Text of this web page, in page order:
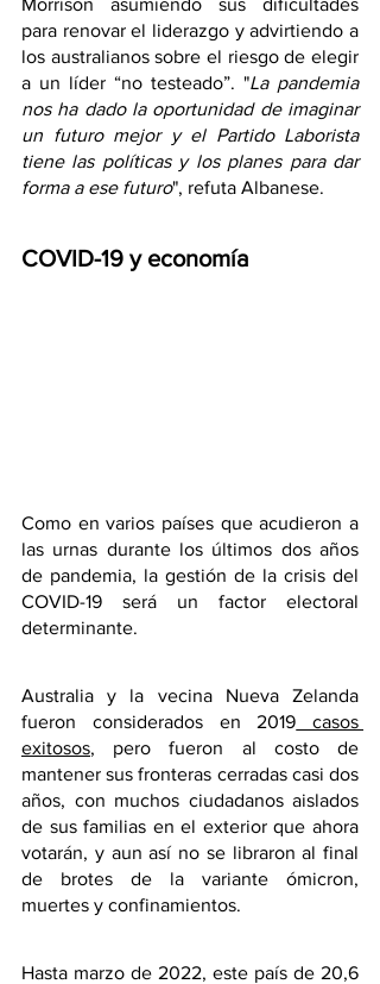
Morrison asumiendo sus dificultades
para renovar el liderazgo y advirtiendo a
los australianos sobre el riesgo de elegir
a un líder “no testeado”. "La pandemia
nos ha dado la oportunidad de imaginar
un futuro mejor y el Partido Laborista
tiene las políticas y los planes para dar
forma a ese futuro", refuta Albanese.
COVID-19 y economía
Como en varios países que acudieron a
las urnas durante los últimos dos años
de pandemia, la gestión de la crisis del
COVID-19 será un factor electoral
determinante.
Australia y la vecina Nueva Zelanda
fueron considerados en 2019 casos
exitosos, pero fueron al costo de
mantener sus fronteras cerradas casi dos
años, con muchos ciudadanos aislados
de sus familias en el exterior que ahora
votarán, y aun así no se libraron al final
de brotes de la variante ómicron,
muertes y confinamientos.
Hasta marzo de 2022, este país de 20,6